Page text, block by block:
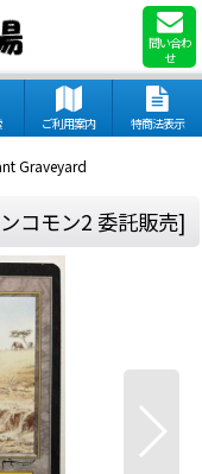
問い合わ
せ
ご利用案内 特商法表示
Graveyard
コモン2 委託販売]